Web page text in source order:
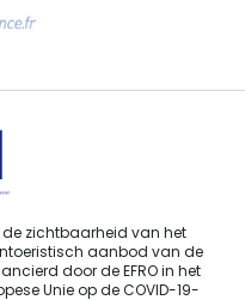
e-mail
zichtbaarheid van het
aanbod van de
door de EFRO in het
Unie op de COVID-19-